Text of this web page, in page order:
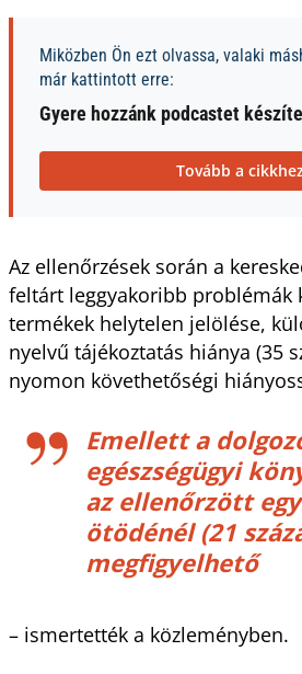
Miközben Ön ezt olvassa, valaki
már kattintott erre:
Gyere hozzánk podcastet
Tovább a cikkhez
Az ellenőrzések során a
feltárt leggyakoribb problémák
termékek helytelen jelölése,
nyelvű tájékoztatás hiánya (35
nyomon követhetőségi
Emellett a
egészségügyi
az ellenőrzött
ötödénél (21
megfigyelhető
– ismertették a közleményben.